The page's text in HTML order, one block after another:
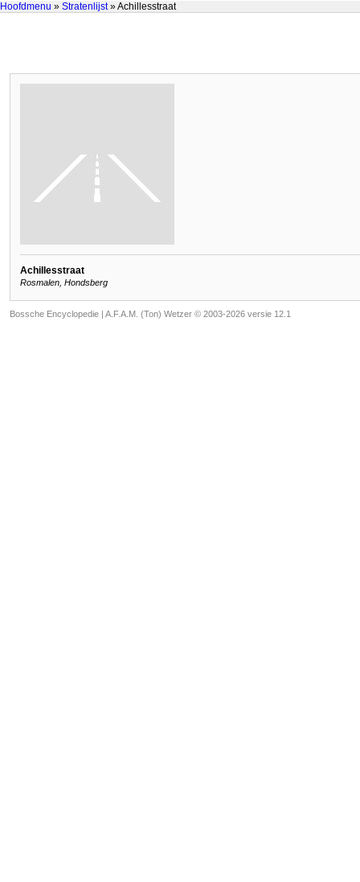
Hoofdmenu » Stratenlijst» Achillesstraat
Achillesstraat
Rosmalen, Hondsberg
Bossche Encyclopedie | A.F.A.M. (Ton) Wetzer © 2003-2026 versie 12.1